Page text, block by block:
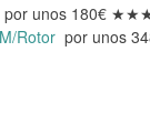
por unos 180€
Rotor por unos